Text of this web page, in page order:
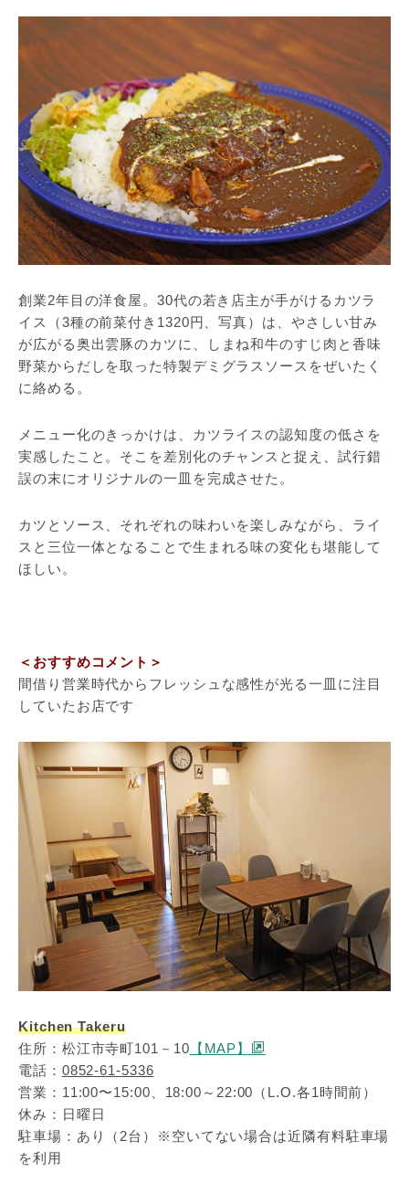
創業2年目の洋食屋。30代の若き店主が手がけるカツラ
イス（3種の前菜付き1320円、写真）は、やさしい甘み
が広がる奥出雲豚のカツに、しまね和牛のすじ肉と香味
野菜からだしを取った特製デミグラスソースをぜいたく
に絡める。
メニュー化のきっかけは、カツライスの認知度の低さを
実感したこと。そこを差別化のチャンスと捉え、試行錯
誤の末にオリジナルの一皿を完成させた。
カツとソース、それぞれの味わいを楽しみながら、ライ
スと三位一体となることで生まれる味の変化も堪能して
ほしい。
＜おすすめコメント＞
間借り営業時代からフレッシュな感性が光る一皿に注目
していたお店です
Kitchen Takeru
住所：松江市寺町101－10 【MAP】
電話： 0852-61-5336
営業：11:00〜15:00、18:00～22:00（L.O.各1時間前）
休み：日曜日
駐車場：あり（2台）※空いてない場合は近隣有料駐車場
を利用